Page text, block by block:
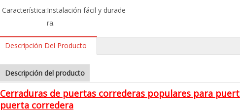
Característica:Instalación fácil y durade
ra.
Descripción Del Producto
Descripción del producto
Cerraduras de puertas correderas populares para
puerta corredera